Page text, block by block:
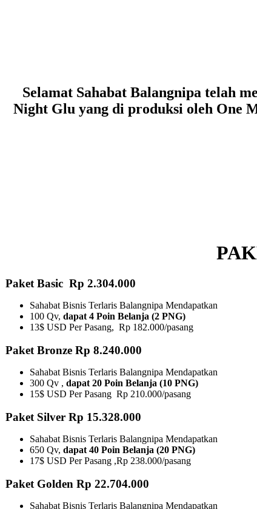
Selamat Sahabat Balangnipa telah
Night Glu yang di produksi oleh One
Paket Basic Rp 2.304.000
Sahabat Bisnis Terlaris Balangnipa Mendapatkan
100 Qv, dapat 4 Poin Belanja (2 PNG)
13$ USD Per Pasang, Rp 182.000/pasang
Paket Bronze Rp 8.240.000
Sahabat Bisnis Terlaris Balangnipa Mendapatkan
300 Qv , dapat 20 Poin Belanja (10 PNG)​
15$ USD Per Pasang Rp 210.000/pasang
Paket Silver Rp 15.328.000
Sahabat Bisnis Terlaris Balangnipa Mendapatkan
650 Qv, dapat 40 Poin Belanja (20 PNG)
17$ USD Per Pasang ,Rp 238.000/pasang
Paket Golden Rp 22.704.000
Sahabat Bisnis Terlaris Balangnipa Mendapatkan